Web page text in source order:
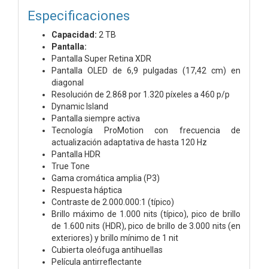
Especificaciones
Capacidad: 2 TB
Pantalla:
Pantalla Super Retina XDR
Pantalla OLED de 6,9 pulgadas (17,42 cm) en
diagonal
Resolución de 2.868 por 1.320 píxeles a 460 p/p
Dynamic Island
Pantalla siempre activa
Tecnología ProMotion con frecuencia de
actualización adaptativa de hasta 120 Hz
Pantalla HDR
True Tone
Gama cromática amplia (P3)
Respuesta háptica
Contraste de 2.000.000:1 (típico)
Brillo máximo de 1.000 nits (típico), pico de brillo
de 1.600 nits (HDR), pico de brillo de 3.000 nits (en
exteriores) y brillo mínimo de 1 nit
Cubierta oleófuga antihuellas
Película antirreflectante